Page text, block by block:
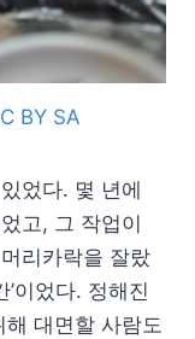
BY SA
었다. 몇 년에
고, 그 작업이
리카락을 잘랐
이었다. 정해진
대면할 사람도